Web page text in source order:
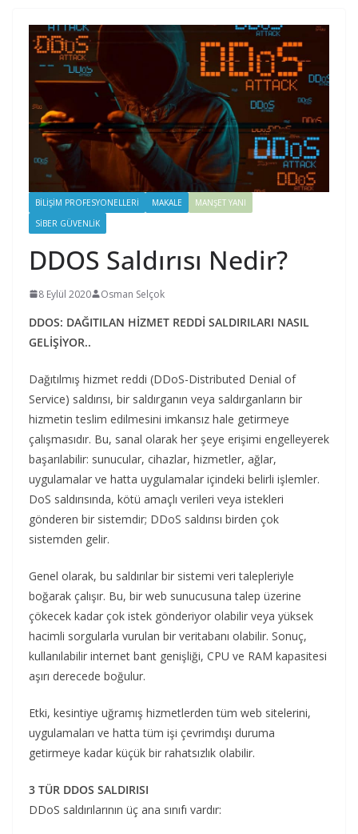
BILIŞIM PROFESYONELLERI MAKALE
MANŞET YANI
SIBER GÜVENLIK
DDOS Saldırısı Nedir?
8 Eylül 2020 Osman Selçok
DDOS: DAĞITILAN HİZMET REDDİ SALDIRILARI NASIL
GELİŞİYOR..
Dağıtılmış hizmet reddi (DDoS-Distributed Denial of
Service) saldırısı, bir saldırganın veya saldırganların bir
hizmetin teslim edilmesini imkansız hale getirmeye
çalışmasıdır. Bu, sanal olarak her şeye erişimi engelleyerek
başarılabilir: sunucular, cihazlar, hizmetler, ağlar,
uygulamalar ve hatta uygulamalar içindeki belirli işlemler.
DoS saldırısında, kötü amaçlı verileri veya istekleri
gönderen bir sistemdir; DDoS saldırısı birden çok
sistemden gelir.
Genel olarak, bu saldırılar bir sistemi veri talepleriyle
boğarak çalışır. Bu, bir web sunucusuna talep üzerine
çökecek kadar çok istek gönderiyor olabilir veya yüksek
hacimli sorgularla vurulan bir veritabanı olabilir. Sonuç,
kullanılabilir internet bant genişliği, CPU ve RAM kapasitesi
aşırı derecede boğulur.
Etki, kesintiye uğramış hizmetlerden tüm web sitelerini,
uygulamaları ve hatta tüm işi çevrimdışı duruma
getirmeye kadar küçük bir rahatsızlık olabilir.
3 TÜR DDOS SALDIRISI
DDoS saldırılarının üç ana sınıfı vardır: